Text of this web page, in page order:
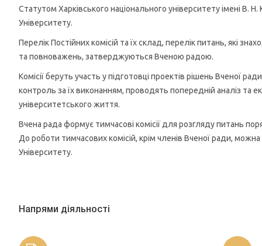
Статутом Харківського національного університету імені В.
Університету.
Перелік Постійних комісій та їх склад, перелік питань, які
та повноважень, затверджуються Вченою радою.
Комісії беруть участь у підготовці проектів рішень Вченої
контроль за їх виконанням, проводять попередній аналіз та
університетського життя.
Вчена рада формує тимчасові комісії для розгляду питань
До роботи тимчасових комісій, крім членів Вченої ради, можна
Університету.
Напрями діяльності